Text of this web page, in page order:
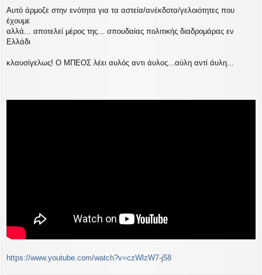
μ
ο
σ
ί
σ
Αυτό άρμοζε στην ενότητα για τα αστεία/ανέκδοτα/γελοιότητες που
έχουμε
αλλά... αποτελεί μέρος της... σπουδαίας πολιτικής διαδρομάρας εν
Ελλάδι
κλαυσίγελως! Ο ΜΠΕΟΣ λέει αυλός αντι άυλος...αύλη αντί άυλη...
https://www.youtube.com/watch?v=czWlzW7-j58